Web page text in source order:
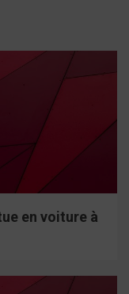
en voiture à